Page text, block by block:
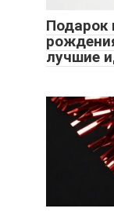
Подарок
лучшие